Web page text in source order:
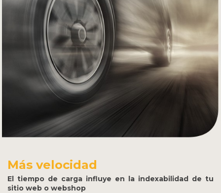
Más velocidad
El tiempo de carga influye en la indexabilidad de tu
sitio web o webshop